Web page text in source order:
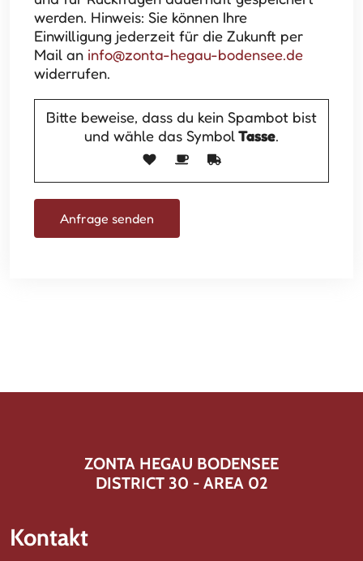
werden. Hinweis: Sie können Ihre
Einwilligung jederzeit für die Zukunft per
Mail an info@zonta-hegau-bodensee.de
widerrufen.
Bitte beweise, dass du kein Spambot bist
und wähle das SymbolTasse.
ZONTA HEGAU BODENSEE
DISTRICT 30 - AREA 02
Kontakt